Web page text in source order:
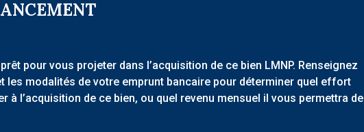
pour vous projeter dans l’acquisition de ce bien LMNP. Renseignez
les modalités de votre emprunt bancaire pour déterminer quel effort
à l’acquisition de ce bien, ou quel revenu mensuel il vous permettra de